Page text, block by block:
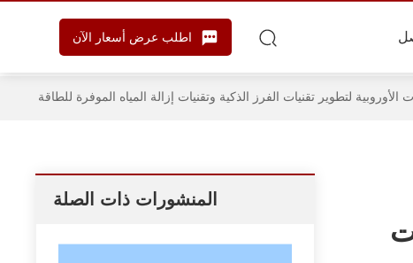
اطلب عرض أسعار الآن
لتطوير تقنيات الفرز الذكية وتقنيات إزالة المياه الموفرة للطاقة
المنشورات ذات الصلة